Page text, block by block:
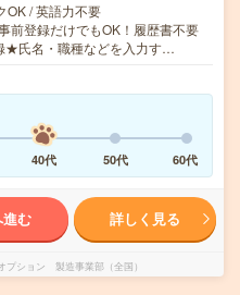
OK / 英語力不要
前登録だけでもOK！履歴書不要
★氏名・職種などを入力す…
40代 50代 60代
む 詳しく見る
プション 製造事業部（全国）